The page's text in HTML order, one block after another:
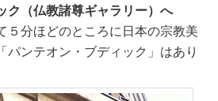
ク（仏教諸尊ギャラリー）へ
５分ほどのところに日本の宗教美
パンテオン・ブディック」はあり